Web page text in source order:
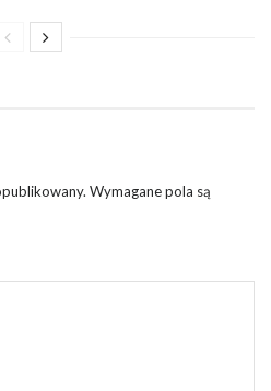
Wymagane pola są